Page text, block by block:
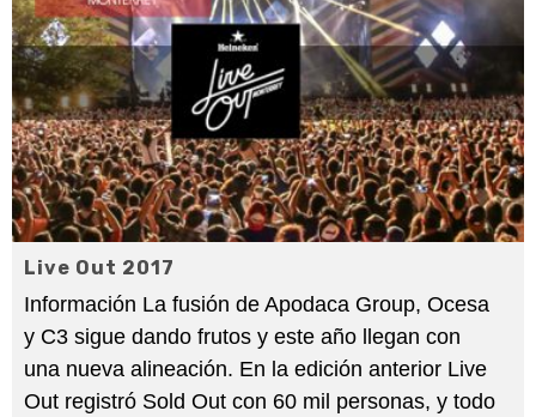
Live Out 2017
Información La fusión de Apodaca Group, Ocesa
y C3 sigue dando frutos y este año llegan con
una nueva alineación. En la edición anterior Live
Out registró Sold Out con 60 mil personas, y todo